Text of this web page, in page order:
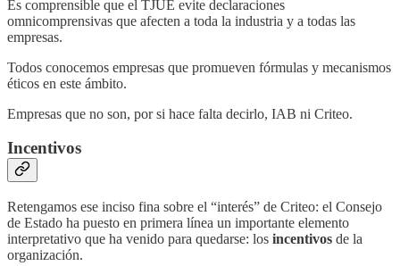
Es comprensible que el TJUE evite declaraciones
omnicomprensivas que afecten a toda la industria y a todas las
empresas.
Todos conocemos empresas que promueven fórmulas y mecanismos
éticos en este ámbito.
Empresas que no son, por si hace falta decirlo, IAB ni Criteo.
Incentivos
Retengamos ese inciso fina sobre el “interés” de Criteo: el Consejo
de Estado ha puesto en primera línea un importante elemento
interpretativo que ha venido para quedarse: los incentivos de la
organización.